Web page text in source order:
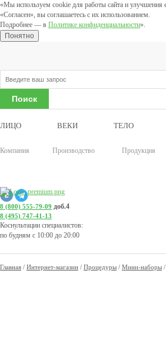
«Мы используем cookie для работы сайта и улучшения
«Согласен», вы соглашаетесь с их использованием.
Подробнее — в Политике конфиденциальности».
Понятно
ЛИЦО ВЕКИ ТЕЛО
Компания Производство Продукция
8 (800) 555-79-09 доб.4
8 (495) 747-41-13
Коснультации специалистов:
по будням с 10:00 до 20:00
Главная / Интернет-магазин / Процедуры / Мини-наборы /